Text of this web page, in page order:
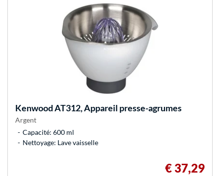
KenwoodAT312, Appareil presse-agrumes
Argent
Capacité: 600 ml
Nettoyage: Lave vaisselle
€ 37,29